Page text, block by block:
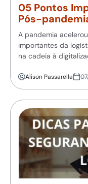
05 Pontos
Pós-
A pandemia
importantes da
na cadeia à
Alison Passarella